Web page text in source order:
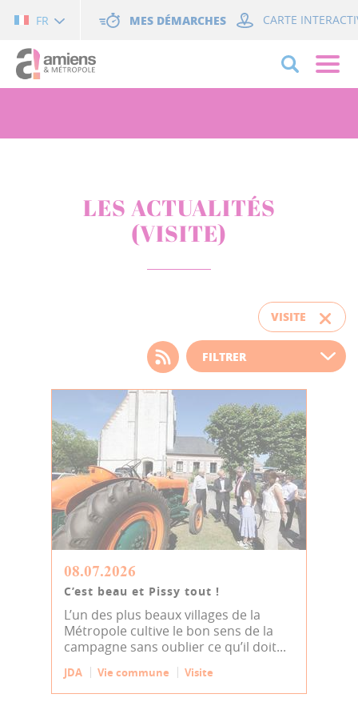
FR MES DÉMARCHES CARTE
LES ACTUALITÉS
(VISITE)
VISITE
Choisissez votre filtre
d'actualité
08.07.2026
C’est beau et Pissy tout !
L’un des plus beaux villages de la
Métropole cultive le bon sens de la
campagne sans oublier ce qu’il doit...
JDA Vie commune Visite